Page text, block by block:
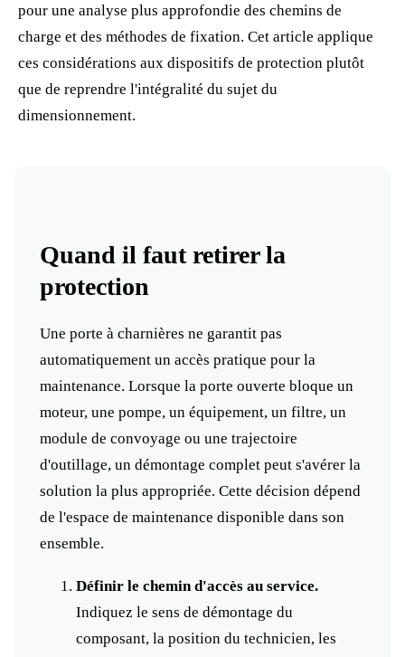
pour une analyse plus approfondie des chemins de
charge et des méthodes de fixation. Cet article applique
ces considérations aux dispositifs de protection plutôt
que de reprendre l'intégralité du sujet du
dimensionnement.
Quand il faut retirer la
protection
Une porte à charnières ne garantit pas
automatiquement un accès pratique pour la
maintenance. Lorsque la porte ouverte bloque un
moteur, une pompe, un équipement, un filtre, un
module de convoyage ou une trajectoire
d'outillage, un démontage complet peut s'avérer la
solution la plus appropriée. Cette décision dépend
de l'espace de maintenance disponible dans son
ensemble.
Définir le chemin d'accès au service.
Indiquez le sens de démontage du
composant, la position du technicien, les